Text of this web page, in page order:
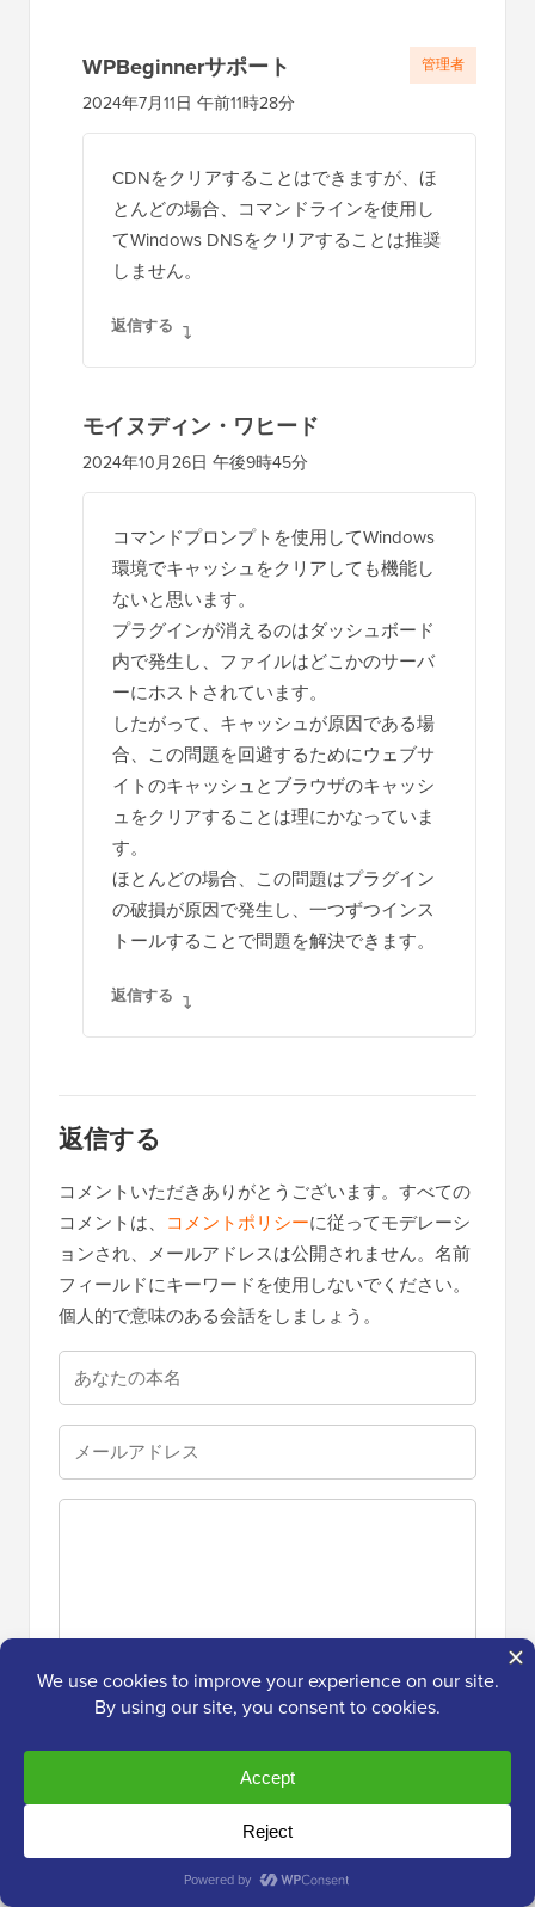
WPBeginnerサポート
2024年7月11日 午前11時28分
CDNをクリアすることはできますが、ほ
とんどの場合、コマンドラインを使用し
てWindows DNSをクリアすることは推奨
しません。
返信する
管理者
モイヌディン・ワヒード
2024年10月26日 午後9時45分
コマンドプロンプトを使用してWindows
環境でキャッシュをクリアしても機能し
ないと思います。
プラグインが消えるのはダッシュボード
内で発生し、ファイルはどこかのサーバ
ーにホストされています。
したがって、キャッシュが原因である場
合、この問題を回避するためにウェブサ
イトのキャッシュとブラウザのキャッシ
ュをクリアすることは理にかなっていま
す。
ほとんどの場合、この問題はプラグイン
の破損が原因で発生し、一つずつインス
トールすることで問題を解決できます。
返信する
返信する
コメントいただきありがとうございます。すべての
コメントは、 コメントポリシーに従ってモデレーシ
ョンされ、メールアドレスは公開されません。名前
フィールドにキーワードを使用しないでください。
個人的で意味のある会話をしましょう。
することもできます。